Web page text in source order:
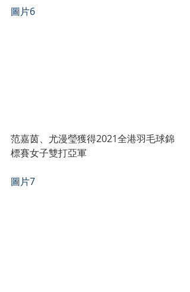
圖片6
范嘉茵、尤漫瑩獲得2021全港羽毛球錦
標賽女子雙打亞軍
圖片7